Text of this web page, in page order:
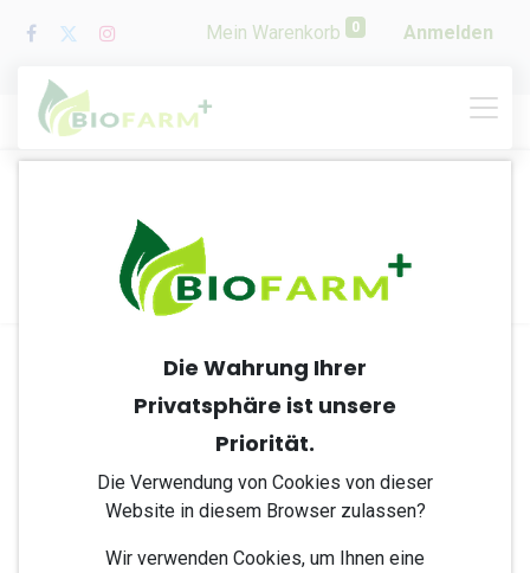
Mein Warenkorb 0 Anmelden
Nächste Veranstaltungen
Keine Veranstaltungen
gefunden.
Die Wahrung Ihrer
Privatsphäre ist unsere
Priorität.
Die Verwendung von Cookies von dieser
Website in diesem Browser zulassen?
Wir verwenden Cookies, um Ihnen eine